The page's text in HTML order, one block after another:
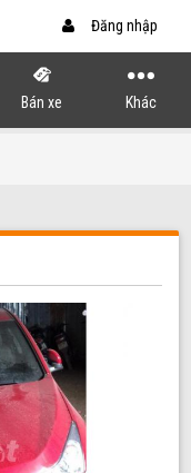
Đăng nhập
Bán xe Khác